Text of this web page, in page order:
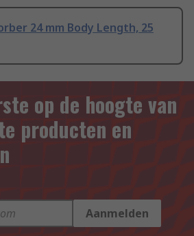
24 mm Body Length, 25
op de hoogte van
producten en
Aanmelden